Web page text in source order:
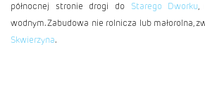
północnej stronie drogi do Starego Dworku,
wodnym. Zabudowa nie rolnicza lub małorolna,
Skwierzyna.